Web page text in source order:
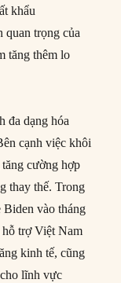
khẩu
quan trọng của
tăng thêm lo
đa dạng hóa
cạnh việc khôi
cường hợp
thay thế. Trong
Biden vào tháng
trợ Việt Nam
kinh tế, cũng
lĩnh vực